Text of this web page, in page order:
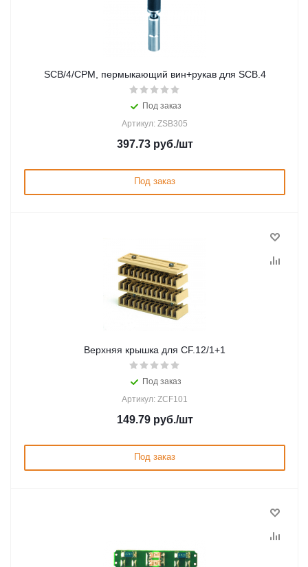
SCB/4/CPM, пермыкающий вин+рукав для SCB.4
Под заказ
Артикул: ZSB305
397.73руб./шт
Под заказ
Верхняя крышка для CF.12/1+1
Под заказ
Артикул: ZCF101
149.79руб./шт
Под заказ